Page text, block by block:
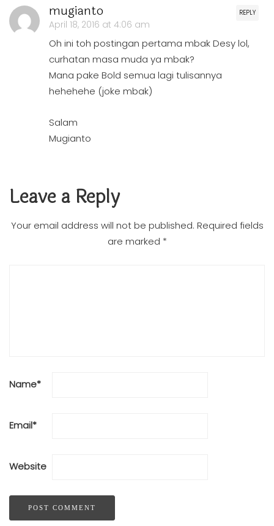
REPLY
mugianto
April 18, 2016 at 4:06 am
Oh ini toh postingan pertama mbak Desy lol,
curhatan masa muda ya mbak?
Mana pake Bold semua lagi tulisannya
hehehehe (joke mbak)
Salam
Mugianto
Leave a Reply
Your email address will not be published. Required fields
are marked *
Name*
Email*
Website